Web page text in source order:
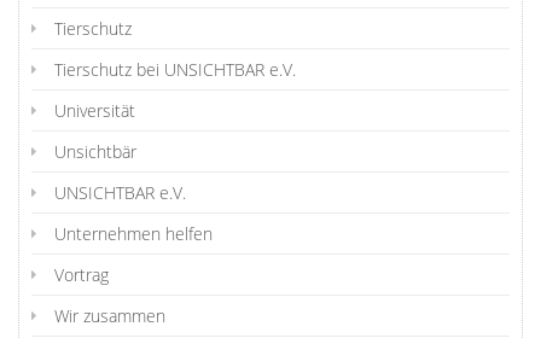
Tierschutz
Tierschutz bei UNSICHTBAR e.V.
Universität
Unsichtbär
UNSICHTBAR e.V.
Unternehmen helfen
Vortrag
Wir zusammen